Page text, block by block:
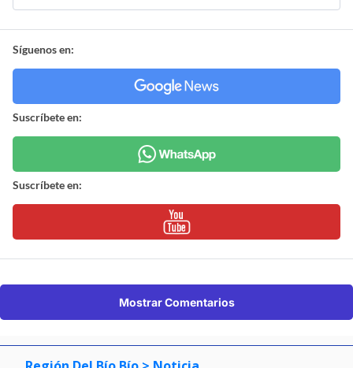
Síguenos en:
Suscríbete en:
Suscríbete en:
Mostrar Comentarios